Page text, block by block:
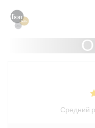
Средний